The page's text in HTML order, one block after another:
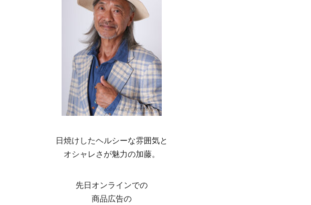
日焼けしたヘルシーな雰囲気と
オシャレさが魅力の加藤。
先日オンラインでの
商品広告の